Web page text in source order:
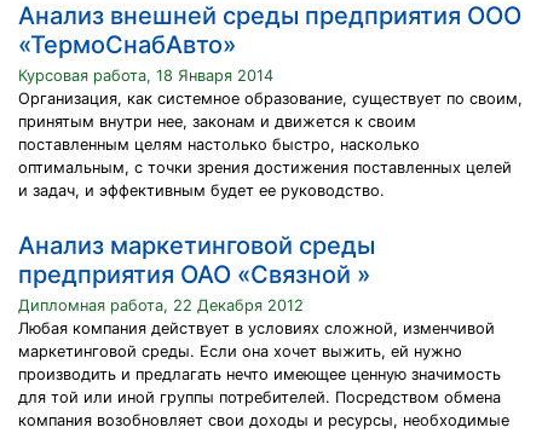
Анализ внешней среды предприятия ООО
«ТермоСнабАвто»
Курсовая работа, 18 Января 2014
Организация, как системное образование, существует по своим,
принятым внутри нее, законам и движется к своим
поставленным целям настолько быстро, насколько
оптимальным, с точки зрения достижения поставленных целей
и задач, и эффективным будет ее руководство.
Анализ маркетинговой среды
предприятия ОАО «Связной »
Дипломная работа, 22 Декабря 2012
Любая компания действует в условиях сложной, изменчивой
маркетинговой среды. Если она хочет выжить, ей нужно
производить и предлагать нечто имеющее ценную значимость
для той или иной группы потребителей. Посредством обмена
компания возобновляет свои доходы и ресурсы, необходимые